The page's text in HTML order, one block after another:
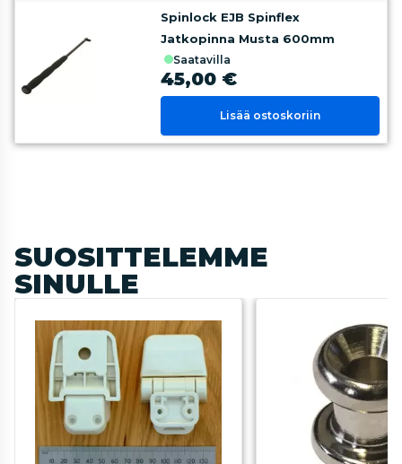
Spinlock EJB Spinflex
Jatkopinna Musta 600mm
saatavilla
45,00 €
Lisää ostoskoriin
SUOSITTELEMME
SINULLE